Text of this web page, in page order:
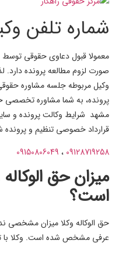
شماره تلفن
معمولا قبول دعاوی حقوقی
صورت لزوم مطالعه پرونده دارد.
وکیل مربوطه جلسه مشاوره
پرونده، به شما مشاوره تخصصی
مشهد شرایط وکالت پرونده و
قرارداد خصوصی تنظیم و پرونده
09128719258 ، 09150806049
میزان حق
است؟
حق الوکاله وکلا میزان مشخصی
عرفی مشخص شده است. وکلا با